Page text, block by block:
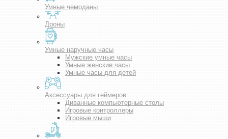
Умные чемоданы
Дроны
Умные наручные часы
Мужские умные часы
Умные женские часы
Умные часы для детей
Аксессуары для геймеров
Диванные компьютерные столы
Игровые контроллеры
Игровые мыши